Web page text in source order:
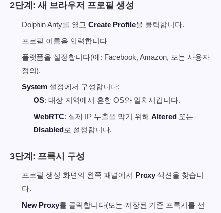
2단계: 새 브라우저 프로필 생성
Dolphin Anty를 열고 Create Profile을 클릭합니다.
프로필 이름을 입력합니다.
플랫폼을 설정합니다(예: Facebook, Amazon, 또는 사용자
정의).
System 설정에서 구성합니다:
OS: 대상 지역에서 흔한 OS와 일치시킵니다.
WebRTC: 실제 IP 누출을 막기 위해 Altered 또는
Disabled로 설정합니다.
3단계: 프록시 구성
프로필 생성 화면의 왼쪽 패널에서 Proxy 섹션을 찾습니
다.
New Proxy를 클릭합니다(또는 저장된 기존 프록시를 선